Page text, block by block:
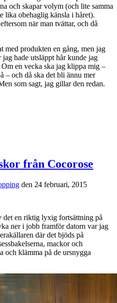
och skapar volym (och lite samma
lika obehaglig känsla i håret).
när man tvättar, och då
med produkten en gång, men jag
hade utsläppt hår kunde jag
en vecka ska jag klippa mig –
– och då ska det bli ännu mer
som sagt, jag gillar den redan.
från Cocorose
den 24 februari, 2015
det en riktig lyxig fortsättning på
ner i jobb framför datorn var jag
där det bjöds på
mackor och
och klämma på de ursnygga